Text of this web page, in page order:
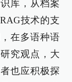
库，从档案
技术的支
在多语种语
究观点，大
也应积极探